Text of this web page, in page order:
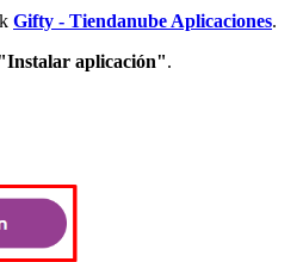
Gifty - Tiendanube Aplicaciones.
aplicación".